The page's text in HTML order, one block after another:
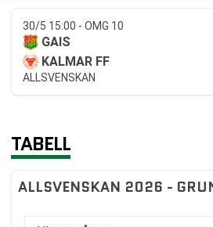
30/5 15:00 - OMG 10
GAIS
KALMAR FF
ALLSVENSKAN
TABELL
ALLSVENSKAN 2026 -